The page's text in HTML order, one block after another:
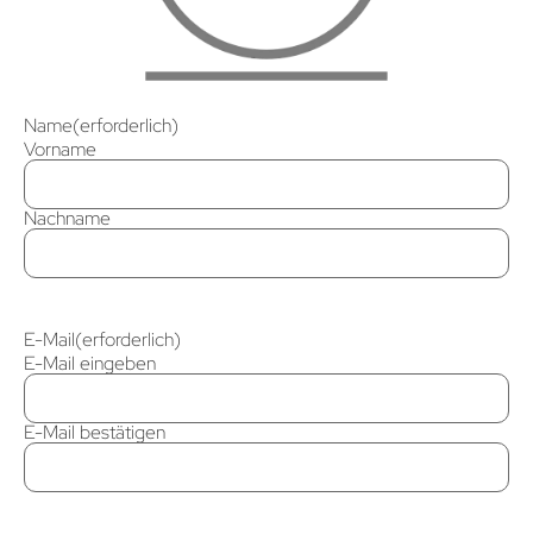
Name(erforderlich)
Vorname
Nachname
E-Mail(erforderlich)
E-Mail eingeben
E-Mail bestätigen